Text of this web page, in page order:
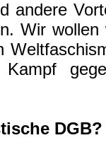
andere
Wir
DGB?